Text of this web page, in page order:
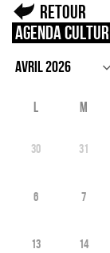
Retour
Agenda
L M
30 31
6 7
13 14